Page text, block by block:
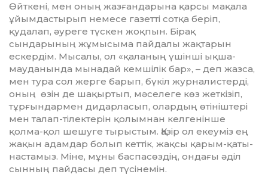
Өйткені, мен оның жазғандарына қар­сы мақала
ұйымдастырып немесе га­зетті сотқа беріп,
қудалап, әуреге түс­кен жоқпын. Бірақ
сындарының жұ­­мысыма пайдалы жақтарын
ескер­дім. Мы­салы, ол «қаланың үшінші ық­ша­
мауданында мынадай кемшілік бар», – деп жазса,
мен тура сол жерге барып, бү­кіл журналистерді,
оның өзін де ша­қыртып, мәселеге көз жеткізіп,
тұр­ғын­дармен дидарласып, олардың өті­ніштері
мен талап-тілектерін қолымнан кел­генінше
қолма-қол шешуге тырыс­тым. Қазір ол екеуміз ең
жақын адамдар болып кеттік, жақсы қарым-қа­ты­
нас­тамыз. Міне, мұны баспасөздің, он­дағы әділ
сынның пайдасы деп түсі­немін.